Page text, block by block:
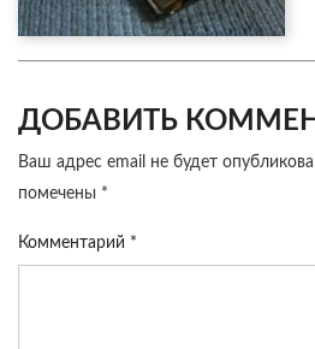
ДОБАВИТЬ
Ваш адрес email не будет
помечены *
Комментарий *